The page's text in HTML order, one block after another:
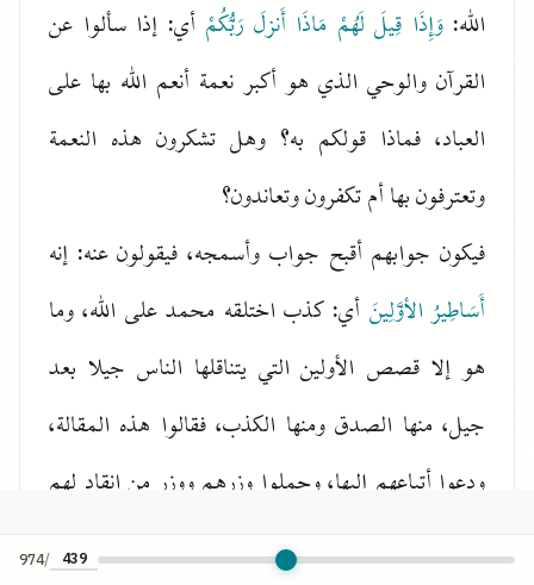
الله:وَإِذَا قِيلَ لَهُمْ مَاذَا أَنزلَ رَبُّكُمْ أي: إذا سألوا عن
القرآن والوحي الذي هو أكبر نعمة أنعم الله بها على
العباد، فماذا قولكم به؟ وهل تشكرون هذه النعمة
وتعترفون بها أم تكفرون وتعاندون؟
فيكون جوابهم أقبح جواب وأسمجه، فيقولون عنه: إنه
أَسَاطِيرُ الأوَّلِينَ أي: كذب اختلقه محمد على الله، وما
هو إلا قصص الأولين التي يتناقلها الناس جيلا بعد
جيل، منها الصدق ومنها الكذب، فقالوا هذه المقالة،
ودعوا أتباعهم إليها، وحملوا وزرهم ووزر من انقاد لهم
/
974